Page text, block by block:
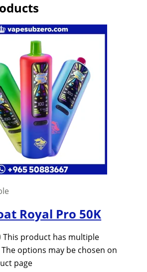
Royal Pro 50K
This product has multiple
options may be chosen on
page